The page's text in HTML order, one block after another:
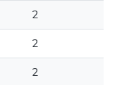
2
2
2